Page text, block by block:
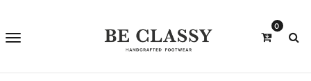
0